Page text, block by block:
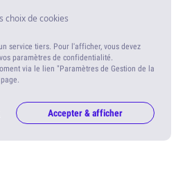
choix de cookies
service tiers. Pour l'afficher, vous devez
paramètres de confidentialité.
via le lien "Paramètres de Gestion de la
Accepter & afficher